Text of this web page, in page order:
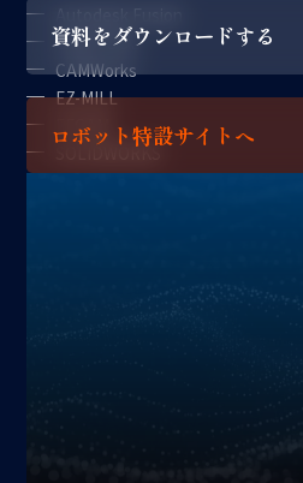
資料をダウンロードする
ロボット特設サイトへ
CAM-TOOL
CAMWorks
EZ-MILL
FFCAM
SOLIDWORKS
アプリケーション